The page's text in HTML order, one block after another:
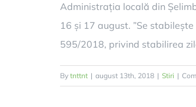
Administrația locală din
16 și 17 august. ”Se
595/2018, privind stabilirea
By tnttnt | august 13th, 2018 | Stiri |